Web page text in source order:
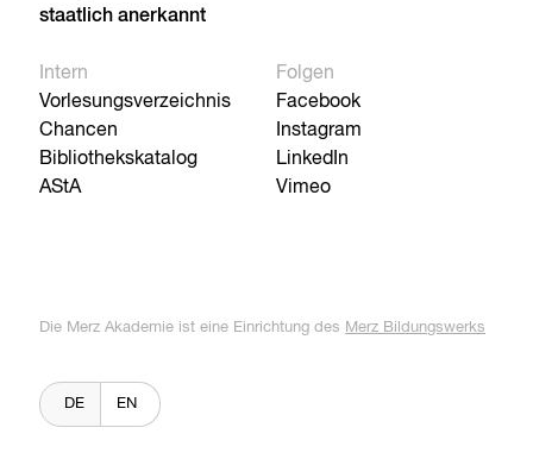
staatlich anerkannt
Intern
Vorlesungsverzeichnis
Chancen
Bibliothekskatalog
AStA
Folgen
Facebook
Instagram
LinkedIn
Vimeo
Die Merz Akademie ist eine Einrichtung des Merz Bildungswerks
DE EN